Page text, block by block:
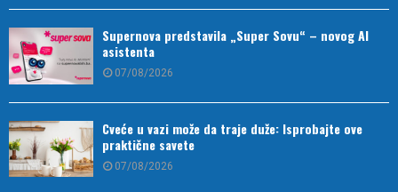
Supernova predstavila „Super Sovu“ – novog AI
asistenta
07/08/2026
Cveće u vazi može da traje duže: Isprobajte ove
praktične savete
07/08/2026